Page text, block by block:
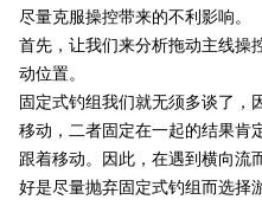
尽量克服操控带来的不利影响。
首先，让我们来分析拖动主线操
动位置。
固定式钓组我们就无须多谈了，
移动，二者固定在一起的结果肯
跟着移动。因此，在遇到横向流
好是尽量抛弃固定式钓组而选择